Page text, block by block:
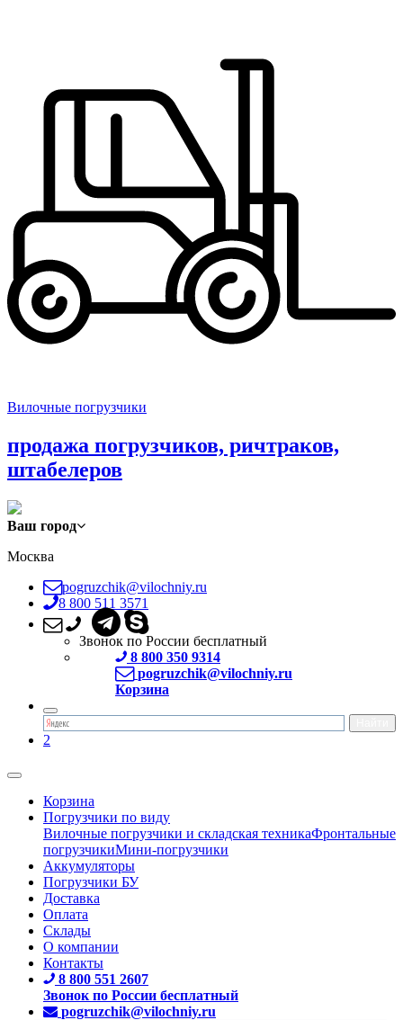
Вилочные погрузчики
продажа погрузчиков, ричтраков,
штабелеров
Ваш город
Москва
pogruzchik@vilochniy.ru
8 800 511 3571
Звонок по России бесплатный
8 800 350 9314
pogruzchik@vilochniy.ru
Корзина
2
Корзина
Погрузчики по виду
Вилочные погрузчики и складская техникаФронтальные
погрузчикиМини-погрузчики
Аккумуляторы
Погрузчики БУ
Доставка
Оплата
Склады
О компании
Контакты
8 800 551 2607
Звонок по России бесплатный
pogruzchik@vilochniy.ru